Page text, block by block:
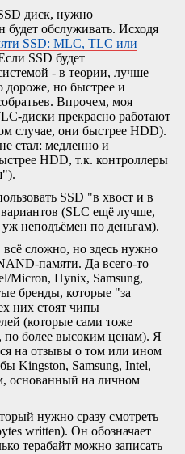
диск, нужно
будет обслуживать. Исходя
SSD: MLC, TLC или
SSD будет
- в теории, лучше
дороже, но быстрее и
Впрочем, моя
диски прекрасно работают
случае, они быстрее HDD).
стал: медленно и
HDD, т.к. контроллеры
SSD "в хвост и в
(SLC ещё лучше,
неподъёмен по деньгам).
сложно, но здесь нужно
памяти. Да всего-то
Micron, Hynix, Samsung,
бренды, которые "за
них стоят чипы
(которые сами тоже
по более высоким ценам). Я
на отзывы о том или ином
Kingston, Samsung, Intel,
основанный на личном
нужно сразу смотреть
written). Он обозначает
терабайт можно записать